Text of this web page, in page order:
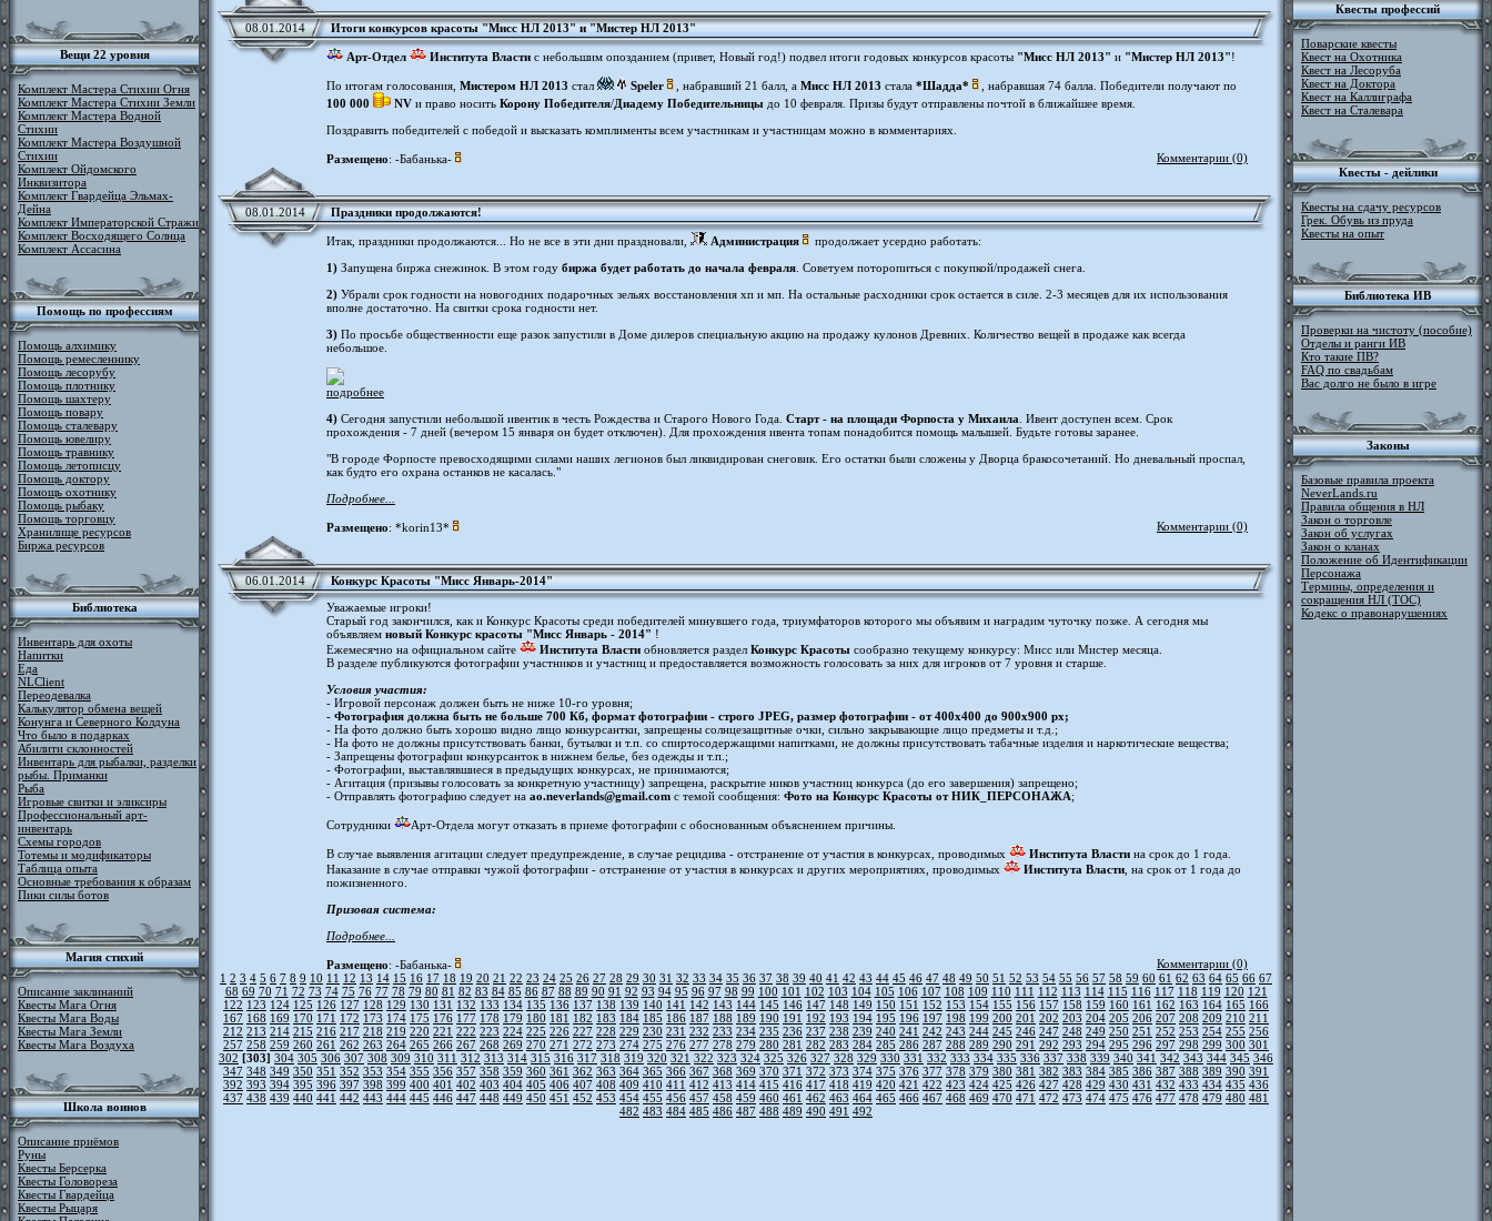
Вещи 22 уровня
Комплект Мастера Стихии Огня
Комплект Мастера Стихии Земли
Комплект Мастера Водной
Стихии
Комплект Мастера Воздушной
Стихии
Комплект Ойдомского
Инквизитора
Комплект Гвардейца Эльмах-
Дейна
Комплект Императорской Стражи
Комплект Восходящего Солнца
Комплект Ассасина
Помощь по профессиям
Помощь алхимику
Помощь ремесленнику
Помощь лесорубу
Помощь плотнику
Помощь шахтеру
Помощь повару
Помощь сталевару
Помощь ювелиру
Помощь травнику
Помощь летописцу
Помощь доктору
Помощь охотнику
Помощь рыбаку
Помощь торговцу
Хранилище ресурсов
Биржа ресурсов
Библиотека
Инвентарь для охоты
Напитки
Еда
NLClient
Переодевалка
Калькулятор обмена вещей
Конунга и Северного Колдуна
Что было в подарках
Абилити склонностей
Инвентарь для рыбалки, разделки
рыбы. Приманки
Рыба
Игровые свитки и эликсиры
Профессиональный арт-
инвентарь
Схемы городов
Тотемы и модификаторы
Таблица опыта
Основные требования к образам
Пики силы ботов
Магия стихий
Описание заклинаний
Квесты Мага Огня
Квесты Мага Воды
Квесты Мага Земли
Квесты Мага Воздуха
Школа воинов
Описание приёмов
Руны
Квесты Берсерка
Квесты Головореза
Квесты Гвардейца
Квесты Рыцаря
08.01.2014 Итоги конкурсов красоты "Мисс НЛ 2013" и "Мистер НЛ 2013"
Арт-Отдел Института Власти с небольшим опозданием (привет, Новый год!) подвел итоги годовых конкурсов красоты "Мисс НЛ 2013" и "Мистер НЛ 2013"!
По итогам голосования, Мистером НЛ 2013 стал Speler , набравший 21 балл, а Мисс НЛ 2013 стала *Шадда*
, набравшая 74 балла. Победители получают по
100 000
NV и право носить Корону Победителя/Диадему Победительницы до 10 февраля. Призы будут отправлены почтой в ближайшее время.
Поздравить победителей с победой и высказать комплименты всем участникам и участницам можно в комментариях.
Размещено: -Бабанька- Комментарии (0)
08.01.2014 Праздники продолжаются!
Итак, праздники продолжаются... Но не все в эти дни праздновали, Администрация
продолжает усердно работать:
1) Запущена биржа снежинок. В этом году биржа будет работать до начала февраля . Советуем поторопиться с покупкой/продажей снега.
2) Убрали срок годности на новогодних подарочных зельях восстановления хп и мп. На остальные расходники срок остается в силе. 2-3 месяцев для их использования
вполне достаточно. На свитки срока годности нет.
3) По просьбе общественности еще разок запустили в Доме дилеров специальную акцию на продажу кулонов Древних. Количество вещей в продаже как всегда
небольшое.
подробнее
4) Сегодня запустили небольшой ивентик в честь Рождества и Старого Нового Года. Старт - на площади Форпоста у Михаила . Ивент доступен всем. Срок
прохождения - 7 дней (вечером 15 января он будет отключен). Для прохождения ивента топам понадобится помощь малышей. Будьте готовы заранее.
"В городе Форпосте превосходящими силами наших легионов был ликвидирован снеговик. Его остатки были сложены у Дворца бракосочетаний. Но дневальный проспал,
как будто его охрана останков не касалась."
Подробнее...
Размещено: *korin13* Комментарии (0)
06.01.2014
Конкурс Красоты "Мисс Январь-2014"
Уважаемые игроки!
Старый год закончился, как и Конкурс Красоты среди победителей минувшего года, триумфаторов которого мы объявим и наградим чуточку позже. А сегодня мы
объявляем новый Конкурс красоты "Мисс Январь - 2014" !
Ежемесячно на официальном сайте
Института Власти обновляется раздел Конкурс Красоты сообразно текущему конкурсу: Мисс или Мистер месяца.
В разделе публикуются фотографии участников и участниц и предоставляется возможность голосовать за них для игроков от 7 уровня и старше.
Условия участия:
- Игровой персонаж должен быть не ниже 10-го уровня;
- Фотография должна быть не больше 700 Кб, формат фотографии - строго JPEG, размер фотографии - от 400x400 до 900х900 px;
- На фото должно быть хорошо видно лицо конкурсантки, запрещены солнцезащитные очки, сильно закрывающие лицо предметы и т.д.;
- На фото не должны присутствовать банки, бутылки и т.п. со спиртосодержащими напитками, не должны присутствовать табачные изделия и наркотические вещества;
- Запрещены фотографии конкурсанток в нижнем белье, без одежды и т.п.;
- Фотографии, выставлявшиеся в предыдущих конкурсах, не принимаются;
- Агитация (призывы голосовать за конкретную участницу) запрещена, раскрытие ников участниц конкурса (до его завершения) запрещено;
- Отправлять фотографию следует на ao.neverlands@gmail.com с темой сообщения: Фото на Конкурс Красоты от НИК_ПЕРСОНАЖА;
Сотрудники Арт-Отдела могут отказать в приеме фотографии с обоснованным объяснением причины.
В случае выявления агитации следует предупреждение, в случае рецидива - отстранение от участия в конкурсах, проводимых Института Власти на срок до 1 года.
Наказание в случае отправки чужой фотографии - отстранение от участия в конкурсах и других мероприятиях, проводимых
Института Власти , на срок от 1 года до
пожизненного.
Призовая система:
Подробнее...
Размещено: -Бабанька-
Комментарии (0)
1 2 3 4 5 6 7 8 9 10 11 12 13 14 15 16 17 18 19 20 21 22 23 24 25 26 27 28 29 30 31 32 33 34 35 36 37 38 39 40 41 42 43 44 45 46 47 48 49 50 51 52 53 54 55 56 57 58 59 60 61 62 63 64 65 66 67
68 69 70 71 72 73 74 75 76 77 78 79 80 81 82 83 84 85 86 87 88 89 90 91 92 93 94 95 96 97 98 99 100 101 102 103 104 105 106 107 108 109 110 111 112 113 114 115 116 117 118 119 120 121
122 123 124 125 126 127 128 129 130 131 132 133 134 135 136 137 138 139 140 141 142 143 144 145 146 147 148 149 150 151 152 153 154 155 156 157 158 159 160 161 162 163 164 165 166
167 168 169 170 171 172 173 174 175 176 177 178 179 180 181 182 183 184 185 186 187 188 189 190 191 192 193 194 195 196 197 198 199 200 201 202 203 204 205 206 207 208 209 210 211
212 213 214 215 216 217 218 219 220 221 222 223 224 225 226 227 228 229 230 231 232 233 234 235 236 237 238 239 240 241 242 243 244 245 246 247 248 249 250 251 252 253 254 255 256
257 258 259 260 261 262 263 264 265 266 267 268 269 270 271 272 273 274 275 276 277 278 279 280 281 282 283 284 285 286 287 288 289 290 291 292 293 294 295 296 297 298 299 300 301
302 [303] 304 305 306 307 308 309 310 311 312 313 314 315 316 317 318 319 320 321 322 323 324 325 326 327 328 329 330 331 332 333 334 335 336 337 338 339 340 341 342 343 344 345 346
347 348 349 350 351 352 353 354 355 356 357 358 359 360 361 362 363 364 365 366 367 368 369 370 371 372 373 374 375 376 377 378 379 380 381 382 383 384 385 386 387 388 389 390 391
392 393 394 395 396 397 398 399 400 401 402 403 404 405 406 407 408 409 410 411 412 413 414 415 416 417 418 419 420 421 422 423 424 425 426 427 428 429 430 431 432 433 434 435 436
437 438 439 440 441 442 443 444 445 446 447 448 449 450 451 452 453 454 455 456 457 458 459 460 461 462 463 464 465 466 467 468 469 470 471 472 473 474 475 476 477 478 479 480 481
482 483 484 485 486 487 488 489 490 491 492
Квесты профессий
Поварские квесты
Квест на Охотника
Квест на Лесоруба
Квест на Доктора
Квест на Каллиграфа
Квест на Сталевара
Квесты - дейлики
Квесты на сдачу ресурсов
Грек. Обувь из пруда
Квесты на опыт
Библиотека ИВ
Проверки на чистоту (пособие)
Отделы и ранги ИВ
Кто такие ПВ?
FAQ по свадьбам
Вас долго не было в игре
Законы
Базовые правила проекта
NeverLands.ru
Правила общения в НЛ
Закон о торговле
Закон об услугах
Закон о кланах
Положение об Идентификации
Персонажа
Термины, определения и
сокращения НЛ (ТОС)
Кодекс о правонарушениях